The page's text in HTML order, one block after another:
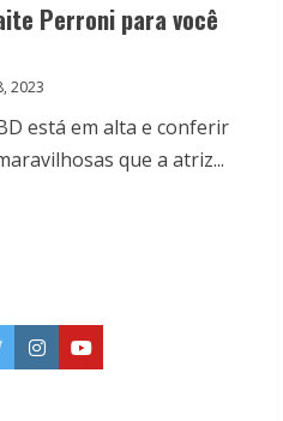
Perroni para você
2023
está em alta e conferir
que a atriz...
InstagramYouTube